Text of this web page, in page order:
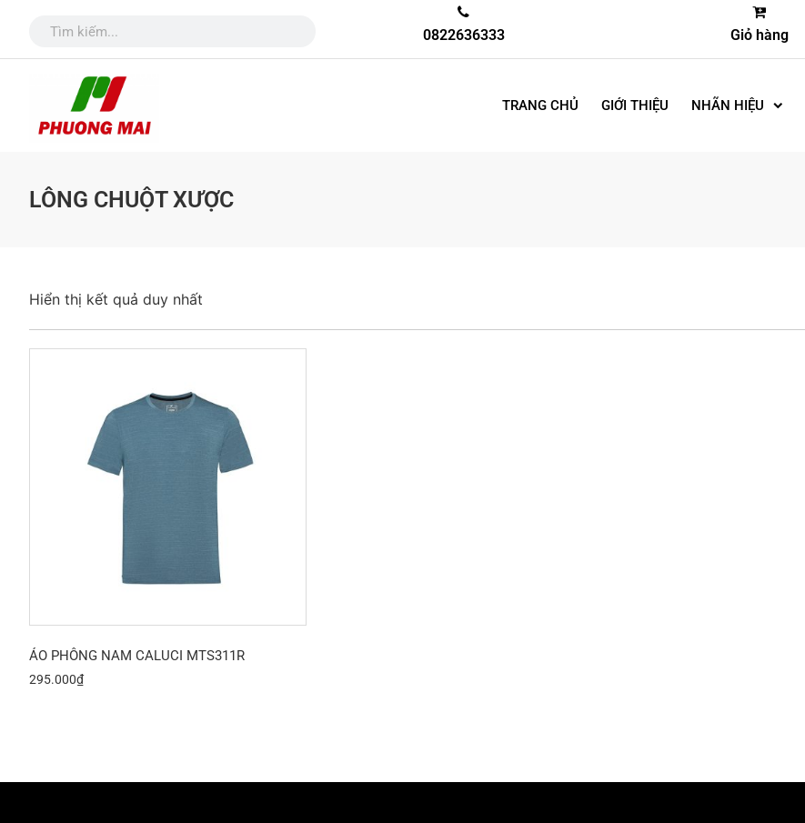
0822636333 Giỏ hàng
TRANG CHỦ GIỚI THIỆU NHÃN HIỆU
LÔNG CHUỘT XƯỢC
Hiển thị kết quả duy nhất
ÁO PHÔNG NAM CALUCI MTS311R
295.000₫